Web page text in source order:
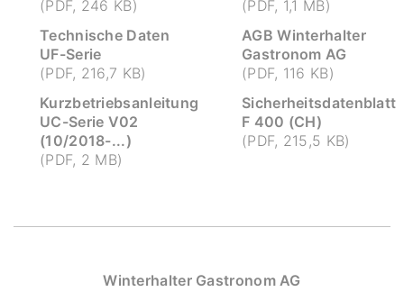
(PDF, 246 KB)
Technische Daten
UF-Serie
(PDF, 216,7 KB)
Kurzbetriebsanleitung
UC-Serie V02
(10/2018-...)
(PDF, 2 MB)
(PDF, 1,1 MB)
AGB Winterhalter
Gastronom AG
(PDF, 116 KB)
Sicherheitsdatenblatt
F 400 (CH)
(PDF, 215,5 KB)
Winterhalter Gastronom AG